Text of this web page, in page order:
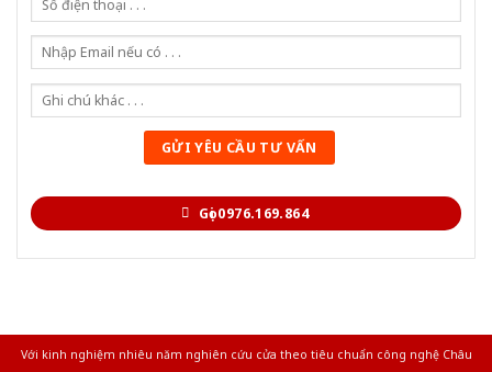
Gọi 0976.169.864
Với kinh nghiệm nhiêu năm nghiên cứu cửa theo tiêu chuẩn công nghệ Châu